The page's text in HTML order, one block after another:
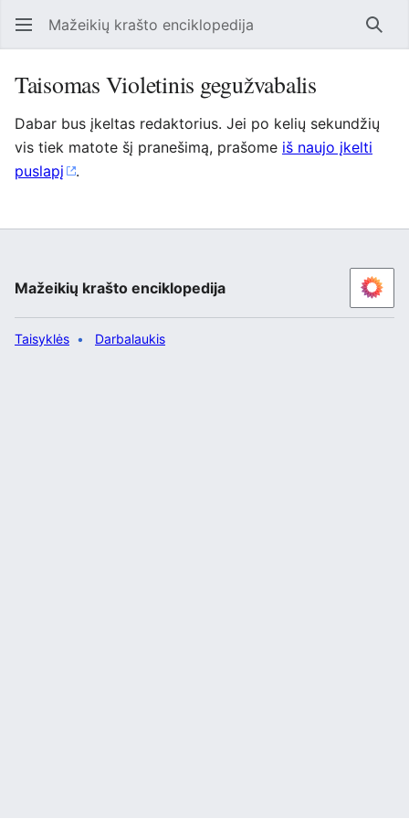
Mažeikių krašto enciklopedija
Taisomas Violetinis gegužvabalis
Dabar bus įkeltas redaktorius. Jei po kelių sekundžių
vis tiek matote šį pranešimą, prašome iš naujo įkelti
puslapį
.
Mažeikių krašto enciklopedija
Taisyklės Darbalaukis